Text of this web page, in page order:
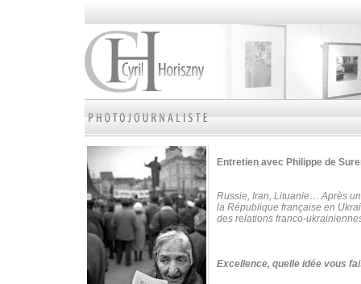
Entretien avec Philippe de
Russie, Iran, Lituanie… Après
la République française en
des relations franco-
Excellence, quelle idée vous